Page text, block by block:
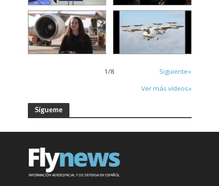
1/8
Siguiente»
Ver más vídeos»
Sígueme